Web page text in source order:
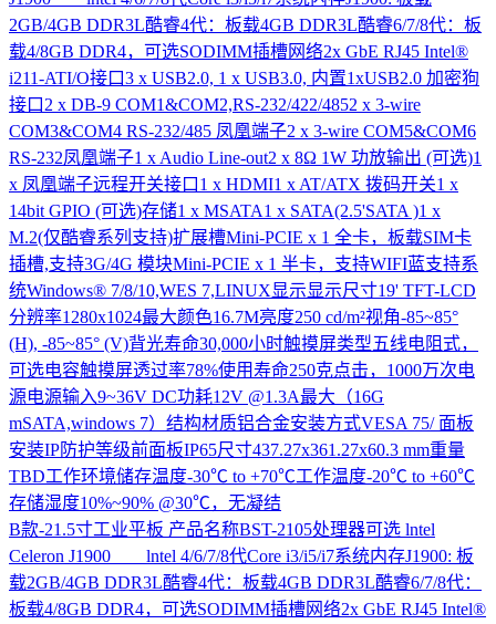
2GB/4GB DDR3L酷睿4代：板载4GB DDR3L酷睿6/7/8代：板
载4/8GB DDR4，可选SODIMM插槽网络2x GbE RJ45 Intel®
i211-ATI/O接口3 x USB2.0, 1 x USB3.0, 内置1xUSB2.0 加密狗
接口2 x DB-9 COM1&COM2,RS-232/422/4852 x 3-wire
COM3&COM4 RS-232/485 凤凰端子2 x 3-wire COM5&COM6
RS-232凤凰端子1 x Audio Line-out2 x 8Ω 1W 功放输出 (可选)1
x 凤凰端子远程开关接口1 x HDMI1 x AT/ATX 拨码开关1 x
14bit GPIO (可选)存储1 x MSATA1 x SATA(2.5'SATA )1 x
M.2(仅酷睿系列支持)扩展槽Mini-PCIE x 1 全卡，板载SIM卡
插槽,支持3G/4G 模块Mini-PCIE x 1 半卡，支持WIFI蓝支持系
统Windows® 7/8/10,WES 7,LINUX显示显示尺寸19' TFT-LCD
分辨率1280x1024最大颜色16.7M亮度250 cd/m²视角-85~85°
(H), -85~85° (V)背光寿命30,000小时触摸屏类型五线电阻式，
可选电容触摸屏透过率78%使用寿命250克点击，1000万次电
源电源输入9~36V DC功耗12V @1.3A最大（16G
mSATA,windows 7）结构材质铝合金安装方式VESA 75/ 面板
安装IP防护等级前面板IP65尺寸437.27x361.27x60.3 mm重量
TBD工作环境储存温度-30℃ to +70℃工作温度-20℃ to +60℃
存储湿度10%~90% @30℃，无凝结
B款-21.5寸工业平板 产品名称BST-2105处理器可选 lntel
Celeron J1900 lntel 4/6/7/8代Core i3/i5/i7系统内存J1900: 板
载2GB/4GB DDR3L酷睿4代：板载4GB DDR3L酷睿6/7/8代：
板载4/8GB DDR4，可选SODIMM插槽网络2x GbE RJ45 Intel®